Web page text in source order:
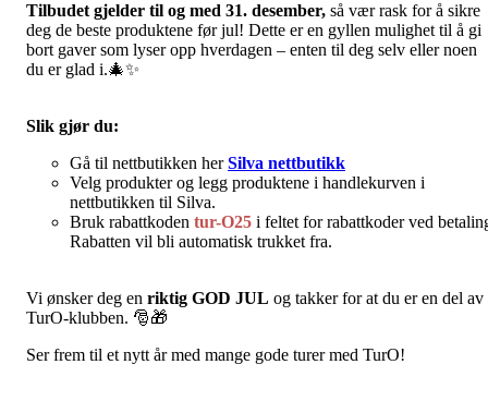
Tilbudet gjelder til og med 31. desember, så vær rask for å sikre
deg de beste produktene før jul! Dette er en gyllen mulighet til å gi
bort gaver som lyser opp hverdagen – enten til deg selv eller noen
du er glad i.🎄✨
Slik gjør du:
Gå til nettbutikken her Silva nettbutikk
Velg produkter og legg produktene i handlekurven i
nettbutikken til Silva.
Bruk rabattkoden tur-O25 i feltet for rabattkoder ved
Rabatten vil bli automatisk trukket fra.
Vi ønsker deg en riktig GOD JUL og takker for at du er en del av
TurO-klubben. 🎅🎁
Ser frem til et nytt år med mange gode turer med TurO!